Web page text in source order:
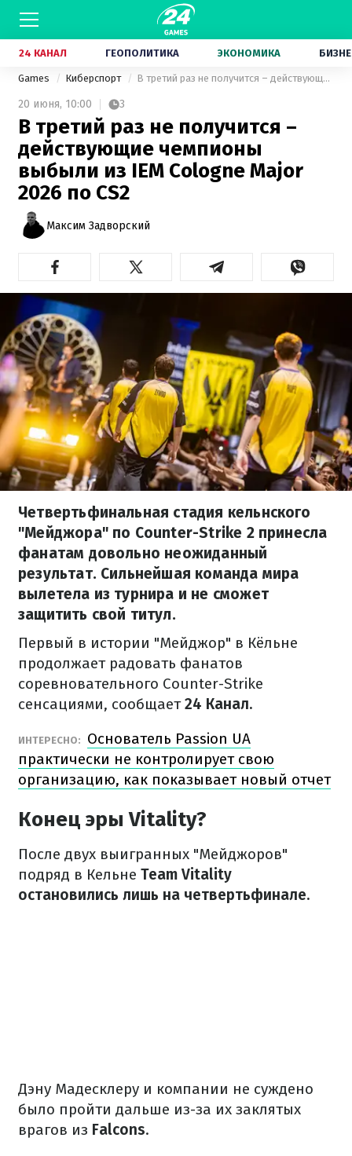
24 КАНАЛ ГЕОПОЛИТИКА ЭКОНОМИКА
Games Киберспорт В третий раз не получится – действующие чемпионы выбыли из IEM Cologne Major 2026 по CS2
20 июня, 10:00 3
В третий раз не получится –
действующие чемпионы
выбыли из IEM Cologne Major
2026 по CS2
Максим Задворский
Четвертьфинальная стадия кельнского
"Мейджора" по Counter-Strike 2 принесла
фанатам довольно неожиданный
результат. Сильнейшая команда мира
вылетела из турнира и не сможет
защитить свой титул.
Первый в истории "Мейджор" в Кёльне
продолжает радовать фанатов
соревновательного Counter-Strike
сенсациями, сообщает24 Канал.
ИНТЕРЕСНО:
Основатель Passion UA
практически не контролирует свою
организацию, как показывает новый отчет
Конец эры Vitality?
После двух выигранных "Мейджоров"
подряд в Кельне Team Vitality
остановились лишь на четвертьфинале.
Дэну Мадесклеру и компании не суждено
было пройти дальше из-за их заклятых
врагов из Falcons.